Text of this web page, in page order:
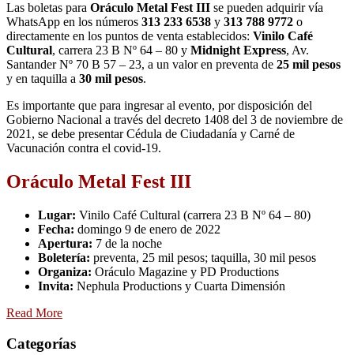
Las boletas para Oráculo Metal Fest III se pueden adquirir vía
WhatsApp en los números 313 233 6538 y 313 788 9772 o
directamente en los puntos de venta establecidos: Vinilo Café
Cultural, carrera 23 B Nº 64 – 80 y Midnight Express, Av.
Santander Nº 70 B 57 – 23, a un valor en preventa de 25 mil pesos
y en taquilla a 30 mil pesos.
Es importante que para ingresar al evento, por disposición del
Gobierno Nacional a través del decreto 1408 del 3 de noviembre de
2021, se debe presentar Cédula de Ciudadanía y Carné de
Vacunación contra el covid-19.
Oráculo Metal Fest III
Lugar: Vinilo Café Cultural (carrera 23 B Nº 64 – 80)
Fecha: domingo 9 de enero de 2022
Apertura: 7 de la noche
Boletería: preventa, 25 mil pesos; taquilla, 30 mil pesos
Organiza: Oráculo Magazine y PD Productions
Invita: Nephula Productions y Cuarta Dimensión
Read More
Categorías